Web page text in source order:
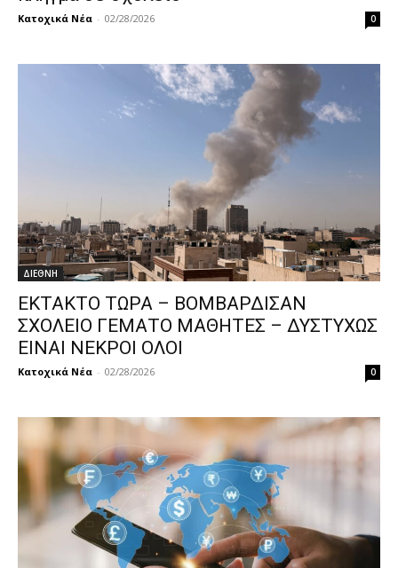
Κατοχικά Νέα - 02/28/2026 0
ΔΙΕΘΝΗ
ΕΚΤΑΚΤΟ ΤΩΡΑ – ΒΟΜΒΑΡΔΙΣΑΝ
ΣΧΟΛΕΙΟ ΓΕΜΑΤΟ ΜΑΘΗΤΕΣ – ΔΥΣΤΥΧΩΣ
ΕΙΝΑΙ ΝΕΚΡΟΙ ΟΛΟΙ
Κατοχικά Νέα - 02/28/2026 0